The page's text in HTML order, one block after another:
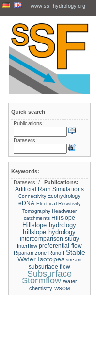
www.ssf-hydrology.org
Quick search
Publications:
Datasets:
Keywords:
Datasets:/
Publications:
Artificial Rain Simulations
Connectivity Ecohydrology
eDNA Electrical Resistivity
Tomography Headwater
catchments Hillslope
Hillslope hydrology
hillslope hydrology
intercomparison study
Interflow preferential flow
Riparian zone Runoff Stable
Water Isotopes stream
subsurface flow
Subsurface
Stormflow Water
chemistry WSOM